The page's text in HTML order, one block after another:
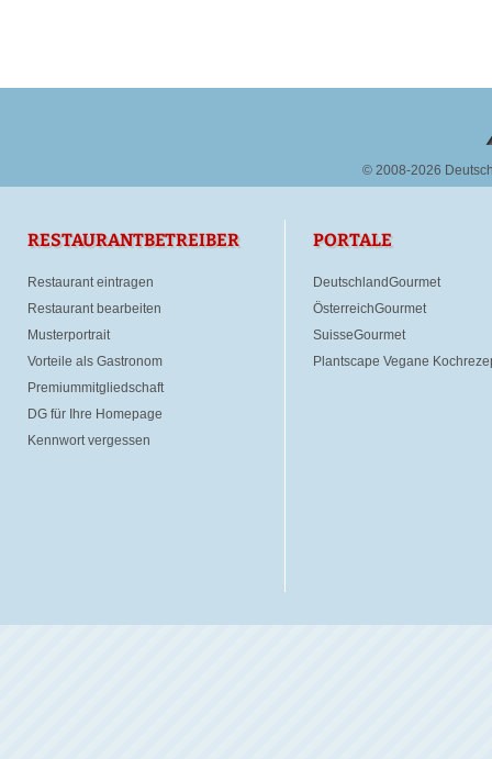
© 2008-2026
RESTAURANTBETREIBER
Restaurant eintragen
Restaurant bearbeiten
Musterportrait
Vorteile als Gastronom
Premiummitgliedschaft
DG für Ihre Homepage
Kennwort vergessen
PORTALE
DeutschlandGourmet
ÖsterreichGourmet
SuisseGourmet
Plantscape Vegane